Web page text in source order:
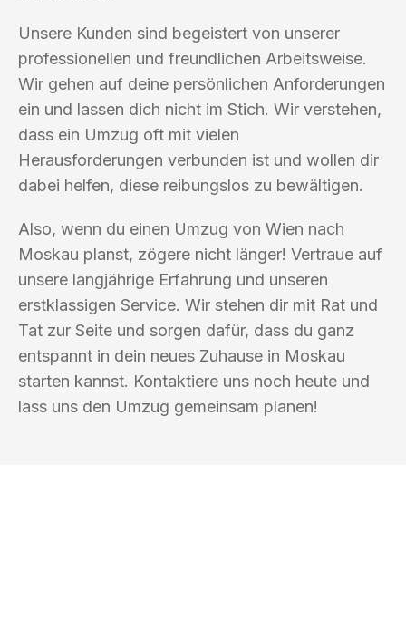
Unsere Kunden sind begeistert von unserer
professionellen und freundlichen Arbeitsweise.
Wir gehen auf deine persönlichen Anforderungen
ein und lassen dich nicht im Stich. Wir verstehen,
dass ein Umzug oft mit vielen
Herausforderungen verbunden ist und wollen dir
dabei helfen, diese reibungslos zu bewältigen.
Also, wenn du einen Umzug von Wien nach
Moskau planst, zögere nicht länger! Vertraue auf
unsere langjährige Erfahrung und unseren
erstklassigen Service. Wir stehen dir mit Rat und
Tat zur Seite und sorgen dafür, dass du ganz
entspannt in dein neues Zuhause in Moskau
starten kannst. Kontaktiere uns noch heute und
lass uns den Umzug gemeinsam planen!